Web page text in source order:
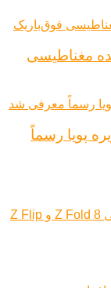
مغناطیسی
جزیره پویا رسماً